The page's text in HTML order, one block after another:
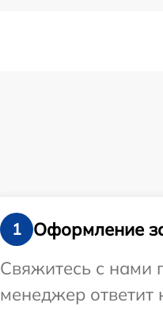
1
Оформление
Свяжитесь с нами
менеджер